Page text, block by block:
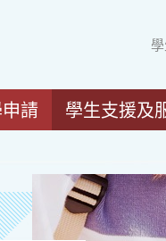
請 學生支援及